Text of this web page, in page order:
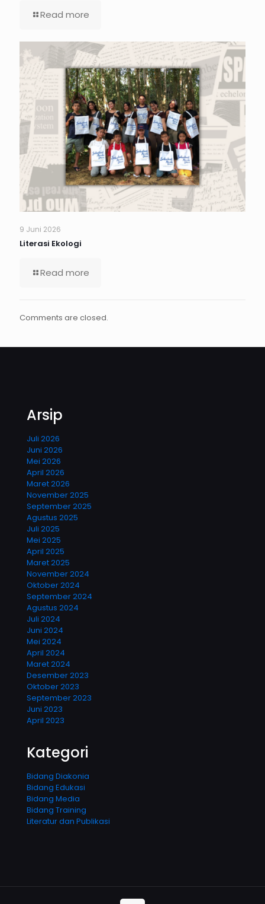
Read more
9 Juni 2026
Literasi Ekologi
Read more
Comments are closed.
Arsip
Juli 2026
Juni 2026
Mei 2026
April 2026
Maret 2026
November 2025
September 2025
Agustus 2025
Juli 2025
Mei 2025
April 2025
Maret 2025
November 2024
Oktober 2024
September 2024
Agustus 2024
Juli 2024
Juni 2024
Mei 2024
April 2024
Maret 2024
Desember 2023
Oktober 2023
September 2023
Juni 2023
April 2023
Kategori
Bidang Diakonia
Bidang Edukasi
Bidang Media
Bidang Training
Literatur dan Publikasi